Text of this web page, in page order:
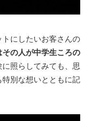
にしたいお客さんの
その人が中学生ころの
に照らしてみても、思
別な想いとともに記